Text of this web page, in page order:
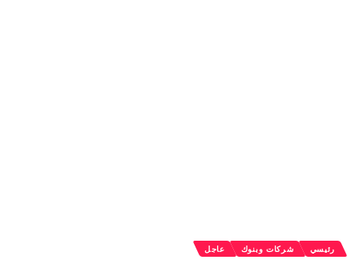
رئيسي شركات وبنوك عاجل